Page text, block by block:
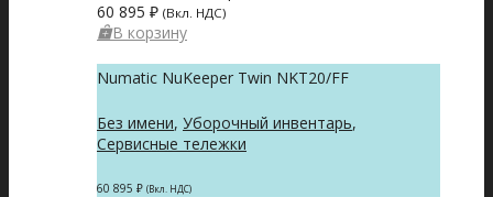
60 895 ₽ (Вкл. НДС)
В корзину
Numatic NuKeeper Twin NKT20/FF
Без имени, Уборочный инвентарь,
Сервисные тележки
60 895 ₽ (Вкл. НДС)